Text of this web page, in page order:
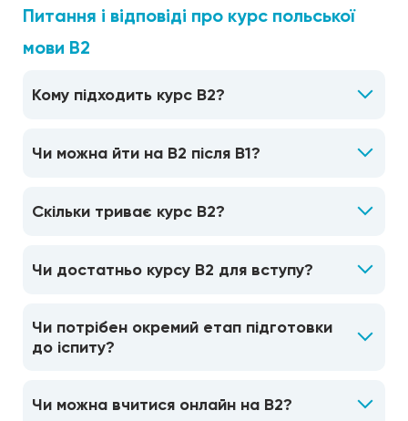
Питання і відповіді про курс польської
мови B2
Кому підходить курс B2?
Чи можна йти на B2 після B1?
Скільки триває курс B2?
Чи достатньо курсу B2 для вступу?
Чи потрібен окремий етап підготовки
до іспиту?
Чи можна вчитися онлайн на B2?